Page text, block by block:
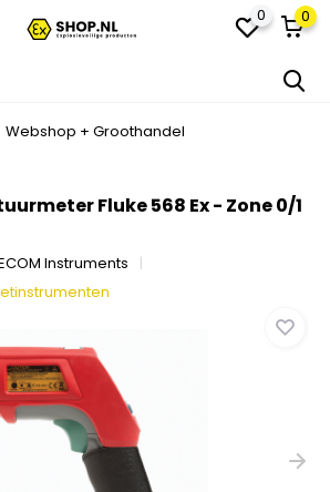
0 0
Webshop + Groothandel
Fluke 568 Ex - Zone 0/1
Instruments